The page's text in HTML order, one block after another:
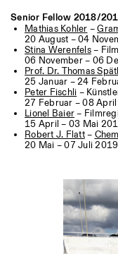
Senior Fellow 2018/
Mathias Kohler –
20 August – 04
Stina Werenfels–
06 November – 06
Prof. Dr. Thomas
25 Januar – 24
Peter Fischli –
27 Februar – 08
Lionel Baier–
15 April – 03 Mai
Robert J. Flatt–
20 Mai – 07 Juli 2019